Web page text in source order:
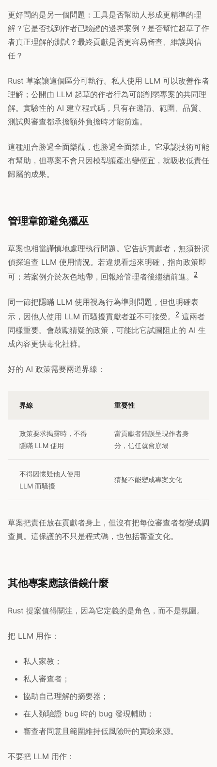
更好問的是另一個問題：工具是否幫助人形成更精準的理
解？它是否找到作者已驗證的邊界案例？是否幫忙起草了作
者真正理解的測試？最終貢獻是否更容易審查、維護與信
任？
Rust 草案讓這個區分可執行。私人使用 LLM 可以改善作者
理解；公開由 LLM 起草的作者行為可能削弱專案的共同理
解。實驗性的 AI 建立程式碼，只有在邀請、範圍、品質、
測試與審查都承擔額外負擔時才能前進。
這種組合勝過全面樂觀，也勝過全面禁止。它承認技術可能
有幫助，但專案不會只因模型讓產出變便宜，就吸收低責任
歸屬的成果。
管理章節避免獵巫
草案也相當謹慎地處理執行問題。它告訴貢獻者，無須扮演
偵探追查 LLM 使用情況。若違規看起來明確，指向政策即
可；若案例介於灰色地帶，回報給管理者後繼續前進。
2
同一節把隱瞞 LLM 使用視為行為準則問題，但也明確表
示，因他人使用 LLM 而騷擾貢獻者並不可接受。
2 這兩者
同樣重要。會鼓勵猜疑的政策，可能比它試圖阻止的 AI 生
成內容更快毒化社群。
好的 AI 政策需要兩道界線：
界線 重要性
政策要求揭露時，不得
隱瞞 LLM 使用
當貢獻者錯誤呈現作者身
分，信任就會崩塌
不得因懷疑他人使用
LLM 而騷擾
猜疑不能變成專案文化
草案把責任放在貢獻者身上，但沒有把每位審查者都變成調
查員。這保護的不只是程式碼，也包括審查文化。
其他專案應該借鏡什麼
Rust 提案值得關注，因為它定義的是角色，而不是氛圍。
把 LLM 用作：
私人家教；
私人審查者；
協助自己理解的摘要器；
在人類驗證 bug 時的 bug 發現輔助；
審查者同意且範圍維持低風險時的實驗來源。
不要把 LLM 用作：